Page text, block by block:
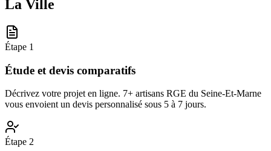
La Ville
Étape 1
Étude et devis comparatifs
Décrivez votre projet en ligne. 7+ artisans RGE du Seine-Et-Marne
vous envoient un devis personnalisé sous 5 à 7 jours.
Étape 2